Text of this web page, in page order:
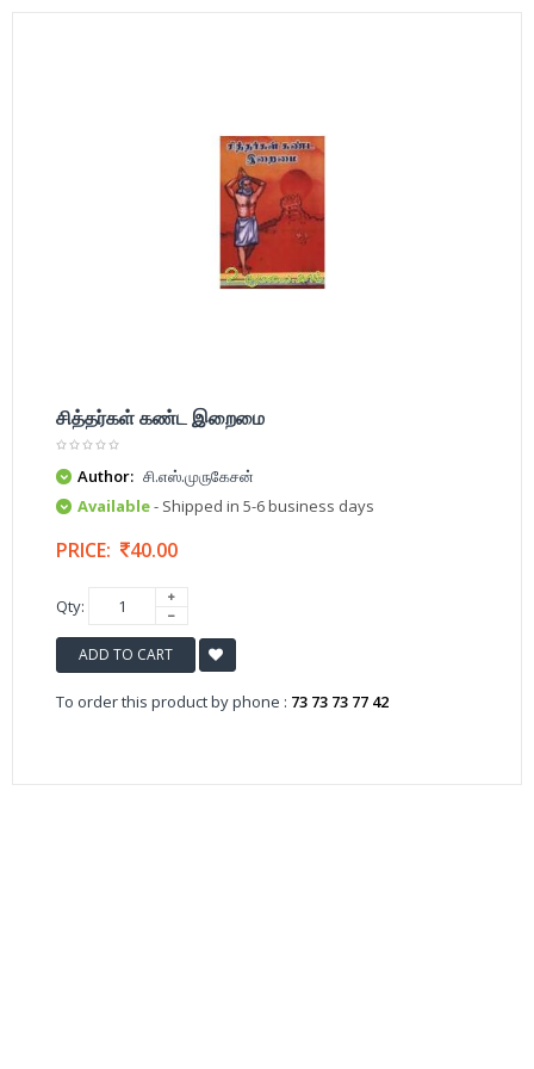
சித்தர்கள் கண்ட இறைமை
Author: சி.எஸ்.முருகேசன்
Available- Shipped in 5-6 business days
PRICE: 40.00
Qty:
ADD TO CART
To order this product by phone : 73 73 73 77 42